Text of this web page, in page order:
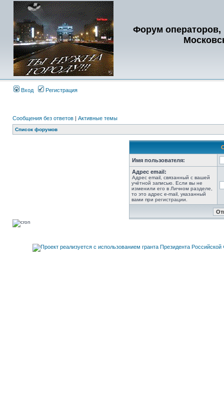
Форум операторов,
Вход Регистрация
Сообщения без ответов | Активные темы
Список форумов
Имя пользователя:
Адрес email:
Адрес email, связанный с вашей
учётной записью. Если вы не
изменили его в Личном разделе,
то это адрес e-mail, указанный
вами при регистрации.